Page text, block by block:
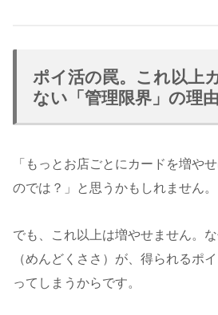
ポイ活の罠。これ以上
ない「管理限界」の理由
「もっとお店ごとにカードを増や
のでは？」と思うかもしれません。
でも、これ以上は増やせません。
（めんどくささ）が、得られるポ
ってしまうからです。